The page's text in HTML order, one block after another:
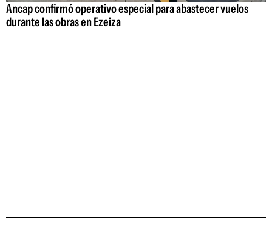
Ancap confirmó operativo especial para abastecer vuelos
durante las obras en Ezeiza